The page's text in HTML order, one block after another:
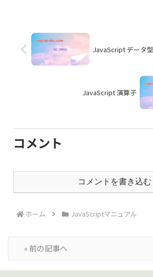
JavaScript データ型
JavaScript 演算子
コメント
コメントを書き込む
ホーム JavaScriptマニュアル
« 前の記事へ